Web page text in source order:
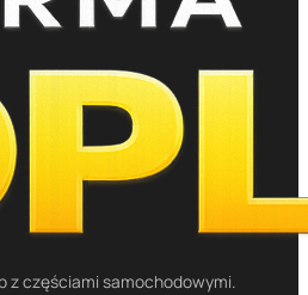
z częściami samochodowymi.